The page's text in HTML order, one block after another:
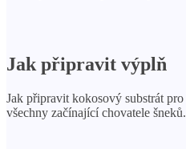
Jak připravit výplň
Jak připravit kokosový substrát
všechny začínající chovatele šneků.